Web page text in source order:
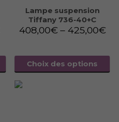
Lampe suspension
Tiffany 736-40+C
408,00€– 425,00€
Choix des options